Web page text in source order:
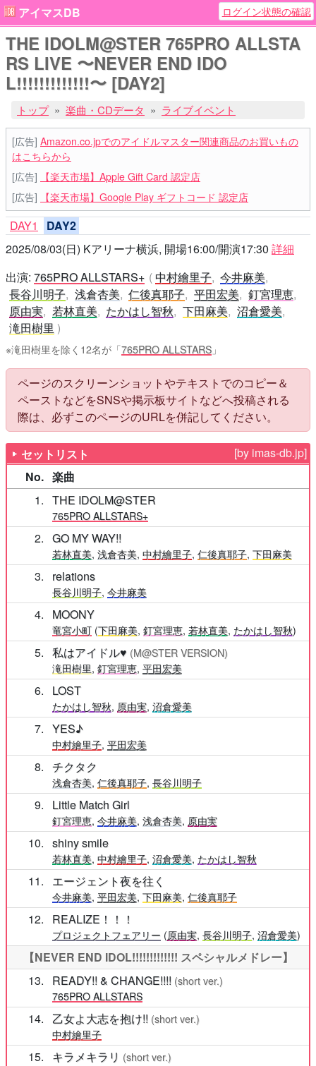
アイマスDB ログイン状態の確認
THE IDOLM@STER 765PRO ALLSTA
RS LIVE 〜NEVER END IDO
L!!!!!!!!!!!!!〜 [DAY2]
トップ 楽曲・CDデータ ライブイベント
[広告] Amazon.co.jpでのアイドルマスター関連商品のお買いもの
はこちらから
[広告]
【楽天市場】Apple Gift Card 認定店
[広告]
【楽天市場】Google Play ギフトコード 認定店
DAY1
DAY2
2025/08/03(日) Kアリーナ横浜, 開場16:00/開演17:30 詳細
出演: 765PRO ALLSTARS+ 中村繪里子 今井麻美
長谷川明子 浅倉杏美 仁後真耶子 平田宏美 釘宮理恵
原由実 若林直美 たかはし智秋 下田麻美 沼倉愛美
滝田樹里
※滝田樹里を除く12名が「765PRO ALLSTARS」
ページのスクリーンショットやテキストでのコピー＆
ペーストなどをSNSや掲示板サイトなどへ投稿される
際は、必ずこのページのURLを併記してください。
[by imas-db.jp]
セットリスト
No. 楽曲
1
THE IDOLM@STER
765PRO ALLSTARS+
2 GO MY WAY!!
若林直美, 浅倉杏美, 中村繪里子, 仁後真耶子, 下田麻美
3 relations
長谷川明子, 今井麻美
4 MOONY
竜宮小町 (下田麻美, 釘宮理恵, 若林直美, たかはし智秋)
5 私はアイドル♥ (M@STER VERSION)
滝田樹里, 釘宮理恵, 平田宏美
6 LOST
たかはし智秋, 原由実, 沼倉愛美
7 YES♪
中村繪里子, 平田宏美
8 チクタク
浅倉杏美, 仁後真耶子, 長谷川明子
9 Little Match Girl
釘宮理恵, 今井麻美, 浅倉杏美, 原由実
10 shiny smile
若林直美, 中村繪里子, 沼倉愛美, たかはし智秋
11 エージェント夜を往く
今井麻美, 平田宏美, 下田麻美, 仁後真耶子
12 REALIZE！！！
プロジェクトフェアリー (原由実, 長谷川明子, 沼倉愛美)
【NEVER END IDOL!!!!!!!!!!!!! スペシャルメドレー】
13
READY!! & CHANGE!!!! (short ver.)
765PRO ALLSTARS
14 乙女よ大志を抱け!! (short ver.)
中村繪里子
15 キラメキラリ (short ver.)